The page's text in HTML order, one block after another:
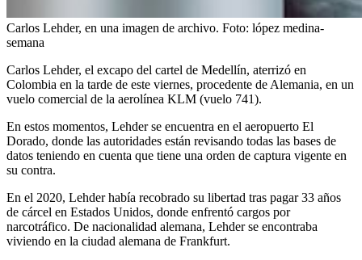
Carlos Lehder, en una imagen de archivo. Foto: lópez medina-
semana
Carlos Lehder, el excapo del cartel de Medellín, aterrizó en
Colombia en la tarde de este viernes, procedente de Alemania, en un
vuelo comercial de la aerolínea KLM (vuelo 741).
En estos momentos, Lehder se encuentra en el aeropuerto El
Dorado, donde las autoridades están revisando todas las bases de
datos teniendo en cuenta que tiene una orden de captura vigente en
su contra.
En el 2020, Lehder había recobrado su libertad tras pagar 33 años
de cárcel en Estados Unidos, donde enfrentó cargos por
narcotráfico. De nacionalidad alemana, Lehder se encontraba
viviendo en la ciudad alemana de Frankfurt.